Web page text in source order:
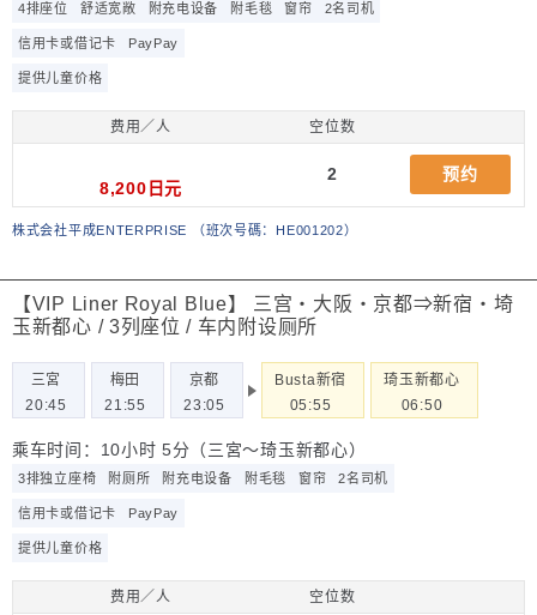
株式会社平成ENTERPRISE （班次号碼：HE001202）
4排座位 舒适宽敞 附充电设备 附毛毯 窗帘 2名司机
信用卡或借记卡 PayPay
提供儿童价格
费用／人 空位数
8,200日元
2 预约
【VIP Liner Royal Blue】 三宫・大阪・京都⇒新宿・埼
玉新都心 / 3列座位 / 车内附设厕所
三宮
20:45
梅田
21:55
京都
23:05
Busta新宿
05:55
琦玉新都心
06:50
乘车时间：10小时 5分（三宮～琦玉新都心）
3排独立座椅 附厕所 附充电设备 附毛毯 窗帘 2名司机
信用卡或借记卡 PayPay
提供儿童价格
费用／人 空位数